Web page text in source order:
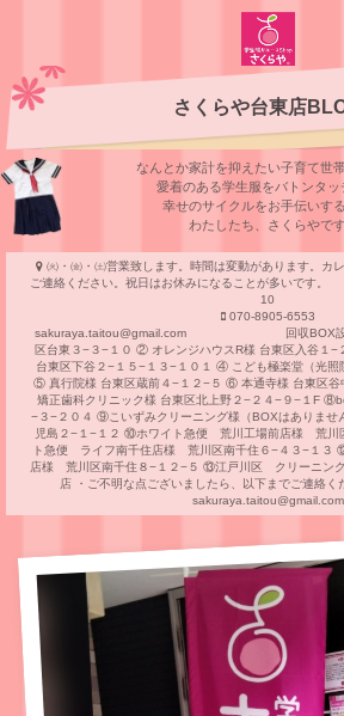
さくらや台東店
なんとか家計を抑えたい子育て世
愛着のある学⽣服をバトンタッ
幸せのサイクルをお⼿伝いす
わたしたち、さくらやです
㈫・㈮・㈯営業致します。時間は変動があります。カ
ご連絡ください。祝日はお休みになることが多いです。
10
070-8905-6553
sakuraya.taitou@gmail.com 回収BOX設置
区台東３−３−１０ ② オレンジハウスR様 台東区入谷
台東区下谷２−１５−１３−１０１ ④ こども極楽堂（光照
⑤ 真行院様 台東区蔵前４−１２−５ ⑥ 本通寺様 台東区
矯正歯科クリニック様 台東区北上野２−２４−９−１F
−３−２０４ ⑨こいずみクリーニング様（BOXはありませ
児島２−１−１２ ⑩ホワイト急便 荒川工場前店様 荒川
ト急便 ライフ南千住店様 荒川区南千住６−４３−１３
店様 荒川区南千住８−１２−５ ⑬江戸川区 クリーニン
店 ・ご不明な点ございましたら、以下までご連絡
sakuraya.taitou@gmail.com